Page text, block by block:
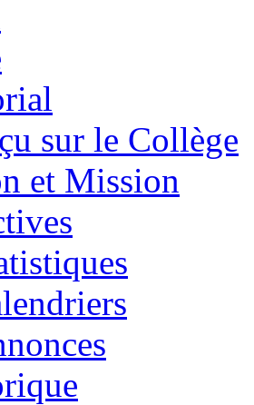
sur le Collège
et Mission